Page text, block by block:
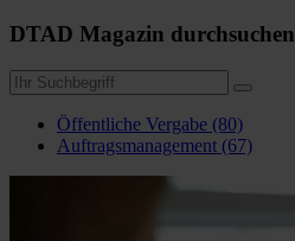
DTAD Magazin durchsuchen
Öffentliche Vergabe (80)
Auftragsmanagement (67)